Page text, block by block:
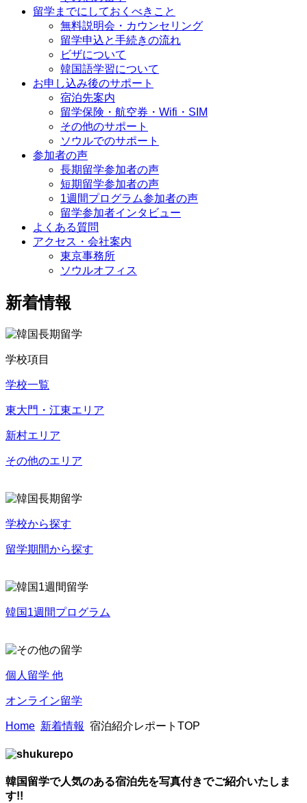
留学までにしておくべきこと
無料説明会・カウンセリング
留学申込と手続きの流れ
ビザについて
韓国語学習について
お申し込み後のサポート
宿泊先案内
留学保険・航空券・Wifi・SIM
その他のサポート
ソウルでのサポート
参加者の声
長期留学参加者の声
短期留学参加者の声
1週間プログラム参加者の声
留学参加者インタビュー
よくある質問
アクセス・会社案内
東京事務所
ソウルオフィス
新着情報
学校項目
学校一覧
東大門・江東エリア
新村エリア
その他のエリア
学校から探す
留学期間から探す
韓国1週間プログラム
個人留学 他
オンライン留学
Home 新着情報 宿泊紹介レポートTOP
韓国留学で人気のある宿泊先を写真付きでご紹介いたしま
す!!